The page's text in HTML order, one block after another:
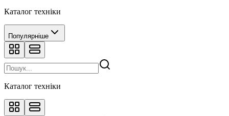
Каталог техніки
Популярніше
Каталог техніки